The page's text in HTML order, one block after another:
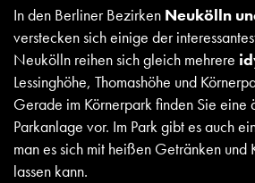
In den Berliner Bezirken Neukölln
verstecken sich einige der
Neukölln reihen sich gleich mehrere
Lessinghöhe, Thomashöhe und
Gerade im Körnerpark finden Sie eine
Parkanlage vor. Im Park gibt es auch
man es sich mit heißen Getränken und
lassen kann.